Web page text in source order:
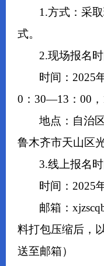
1.方式：采
式。
2.现场报名
时间：2025
0：30—13：00，
地点：自治
鲁木齐市天山区
3.线上报名
时间：2025
邮箱：
料打包压缩后，
送至邮箱）